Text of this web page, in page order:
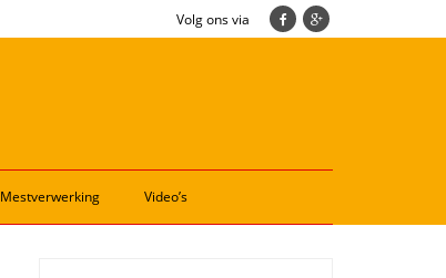
Volg ons via
Mestverwerking Video’s